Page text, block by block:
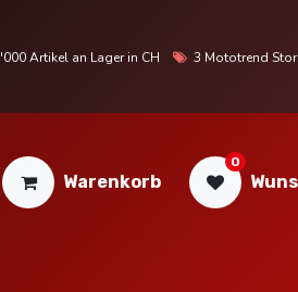
Artikel an Lager in CH 3 Mototrend
Warenkorb
0